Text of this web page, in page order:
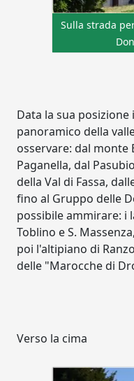
Sulla strada
Data la sua posizione
panoramico della
osservare: dal monte
Paganella, dal
della Val di Fassa,
fino al Gruppo delle
possibile ammirare: i
Toblino e S.
poi l'altipiano di
delle "Marocche di
Verso la cima